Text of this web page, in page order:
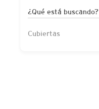
¿Qué está buscando?
Cubiertas